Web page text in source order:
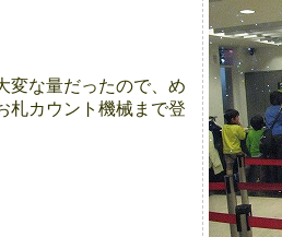
変な量だったので、め
札カウント機械まで登